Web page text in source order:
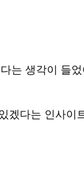
는 생각이 들
겠다는 인사이